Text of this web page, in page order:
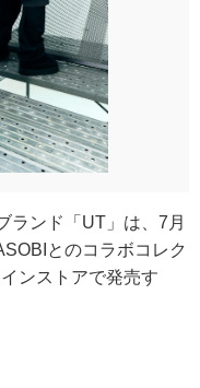
ンド「UT」は、7月
とのコラボコレク
ンストアで発売す